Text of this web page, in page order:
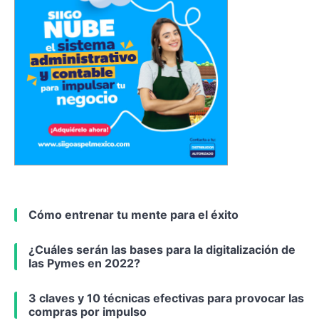
Cómo entrenar tu mente para el éxito
¿Cuáles serán las bases para la digitalización de
las Pymes en 2022?
3 claves y 10 técnicas efectivas para provocar las
compras por impulso